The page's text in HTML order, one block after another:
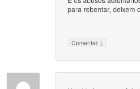
para rebentar, deixem
Comentar ↓